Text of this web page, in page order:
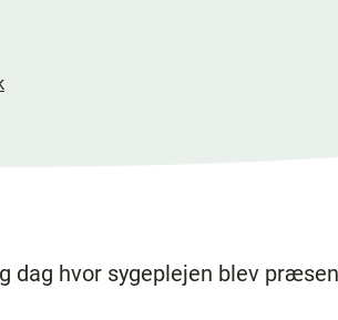
dag hvor sygeplejen blev